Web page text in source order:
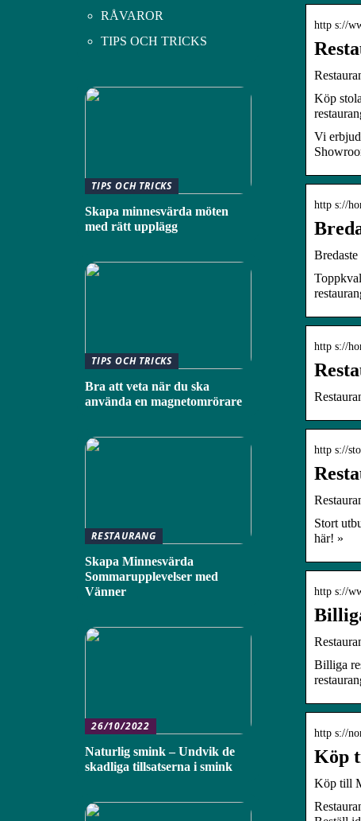
http s://
Köp
Vi
http s://
http s://
http s://
Stort
här! »
http s://
Billiga
http s://
Köp
Köp till
RÅVAROR
TIPS OCH TRICKS
TIPS OCH TRICKS
Skapa minnesvärda möten
med rätt upplägg
TIPS OCH TRICKS
Bra att veta när du ska
använda en magnetomrörare
RESTAURANG
Skapa Minnesvärda
Sommarupplevelser med
Vänner
26/10/2022
Naturlig smink – Undvik de
skadliga tillsatserna i smink